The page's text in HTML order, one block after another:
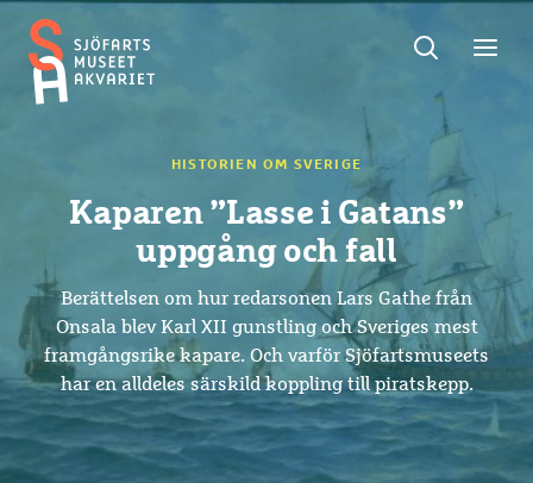
Sjöfartsmuseet
Toggle
HISTORIEN OM SVERIGE
Kaparen ”Lasse i Gatans”
uppgång och fall
Berättelsen om hur redarsonen Lars Gathe från
Onsala blev Karl XII gunstling och Sveriges mest
framgångsrike kapare. Och varför Sjöfartsmuseets
har en alldeles särskild koppling till piratskepp.